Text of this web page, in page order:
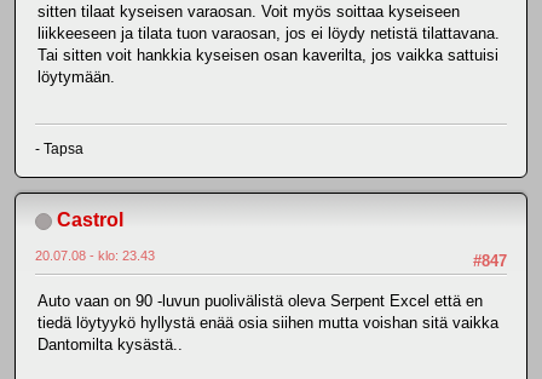
sitten tilaat kyseisen varaosan. Voit myös soittaa kyseiseen
liikkeeseen ja tilata tuon varaosan, jos ei löydy netistä tilattavana.
Tai sitten voit hankkia kyseisen osan kaverilta, jos vaikka sattuisi
löytymään.
- Tapsa
Castrol
#847
20.07.08 - klo: 23.43
Auto vaan on 90 -luvun puolivälistä oleva Serpent Excel että en
tiedä löytyykö hyllystä enää osia siihen mutta voishan sitä vaikka
Dantomilta kysästä..